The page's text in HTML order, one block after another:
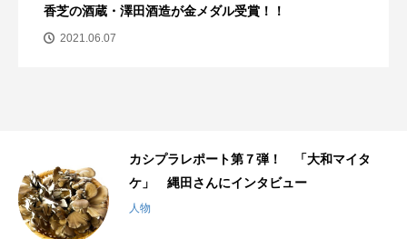
香芝の酒蔵・澤田酒造が金メダル受賞！！
2021.06.07
カシプラレポート第７弾！ 「大和マイタ
ケ」 縄田さんにインタビュー
人物